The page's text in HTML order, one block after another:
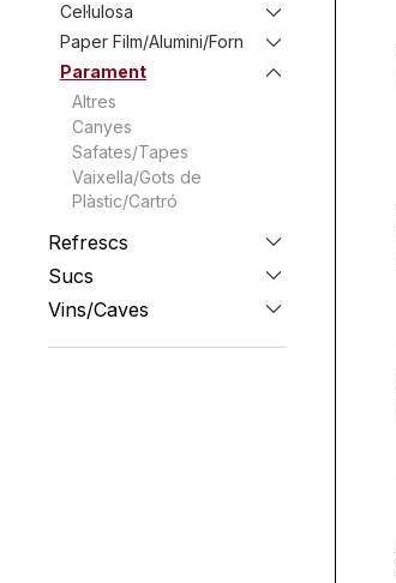
Cel·lulosa
Paper Film/Alumini/Forn
Parament
Altres
Canyes
Safates/Tapes
Vaixella/Gots de
Plàstic/Cartró
Refrescs
Sucs
Vins/Caves